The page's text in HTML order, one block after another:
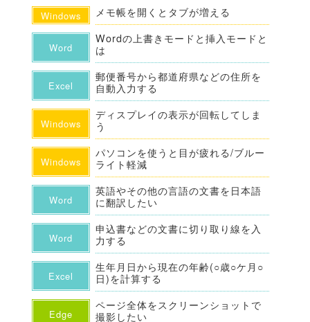
Windows メモ帳を開くとタブが増える
Word
Wordの上書きモードと挿入モードと
は
Excel
郵便番号から都道府県などの住所を
自動入力する
Windows
ディスプレイの表示が回転してしま
う
Windows
パソコンを使うと目が疲れる/ブルー
ライト軽減
Word
英語やその他の言語の文書を日本語
に翻訳したい
Word
申込書などの文書に切り取り線を入
力する
Excel
生年月日から現在の年齢(○歳○ケ月○
日)を計算する
Edge
ページ全体をスクリーンショットで
撮影したい